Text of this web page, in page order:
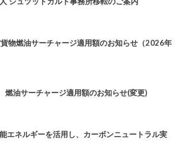
物燃油サーチャージ適用額のお知らせ（2026年
油サーチャージ適用額のお知らせ(変更)
エネルギーを活用し、カーボンニュートラル実